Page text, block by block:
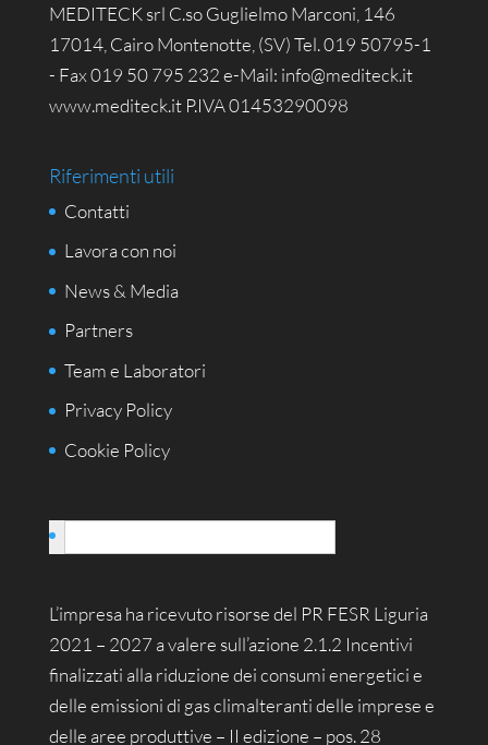
MEDITECK srl C.so Guglielmo Marconi, 146
17014, Cairo Montenotte, (SV) Tel. 019 50795-1
- Fax 019 50 795 232 e-Mail: info@mediteck.it
www.mediteck.it P.IVA 01453290098
Riferimenti utili
Contatti
Lavora con noi
News & Media
Partners
Team e Laboratori
Privacy Policy
Cookie Policy
L’impresa ha ricevuto risorse del PR FESR Liguria
2021 – 2027 a valere sull’azione 2.1.2 Incentivi
finalizzati alla riduzione dei consumi energetici e
delle emissioni di gas climalteranti delle imprese e
delle aree produttive – II edizione – pos. 28